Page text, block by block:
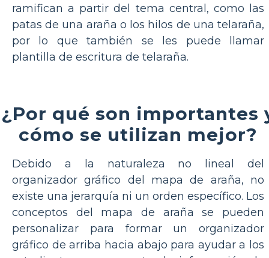
ramifican a partir del tema central, como las
patas de una araña o los hilos de una telaraña,
por lo que también se les puede llamar
plantilla de escritura de telaraña.
¿Por qué son importantes
cómo se utilizan mejor?
Debido a la naturaleza no lineal del
organizador gráfico del mapa de araña, no
existe una jerarquía ni un orden específico. Los
conceptos del mapa de araña se pueden
personalizar para formar un organizador
gráfico de arriba hacia abajo para ayudar a los